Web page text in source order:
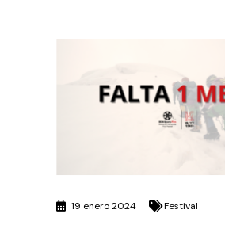
19 enero 2024 Festival